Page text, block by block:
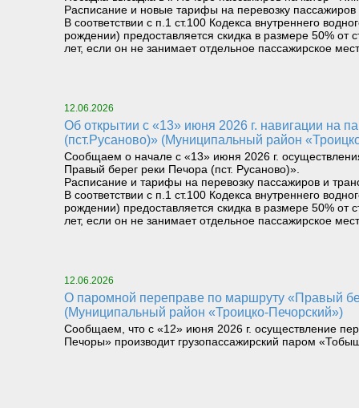
Расписание и новые тарифы на перевозку
В соответствии с п.1 ст.100 Кодекса внутреннего
рождении) предоставляется скидка в размере 50% от
лет, если он не занимает отдельное пассажирское
12.06.2026
Об открытии с «13» июня 2026 г. навигации на паромном маршруте «Левый берег реки Печора (Троицко-Печорск) – Правый берег реки Печора
(пст.Русаново)» (Муниципальный район
Сообщаем о начале с «13» июня 2026 г.
Правый берег реки Печора (пст. Русаново)».
Расписание и тарифы на перевозку пассажиров и
В соответствии с п.1 ст.100 Кодекса внутреннего
рождении) предоставляется скидка в размере 50% от
лет, если он не занимает отдельное пассажирское
12.06.2026
О паромной переправе по маршруту «Правый берег реки Илыч пст. Усть-Илыч – Левый берег реки Илыч пст. Палью – Левый берег Печоры»
(Муниципальный район «Троицко-Печорский»)
Сообщаем, что с «12» июня 2026 г. осуществление
Печоры» производит грузопассажирский паром